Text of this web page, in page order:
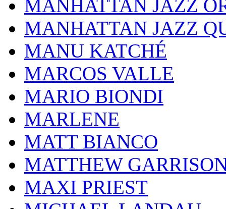
MANHATTAN JAZZ
MANHATTAN JAZZ
MANU KATCHÉ
MARCOS VALLE
MARIO BIONDI
MARLENE
MATT BIANCO
MATTHEW
MAXI PRIEST